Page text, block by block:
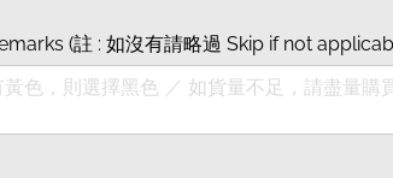
(註 : 如沒有請略過 Skip if not